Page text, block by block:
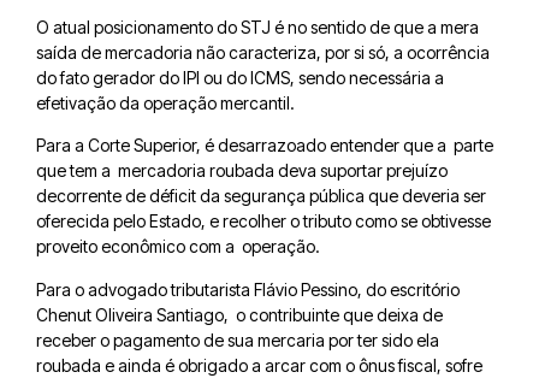
O atual posicionamento do STJ é no sentido de que a mera
saída de mercadoria não caracteriza, por si só, a ocorrência
do fato gerador do IPI ou do ICMS, sendo necessária a
efetivação da operação mercantil.
Para a Corte Superior, é desarrazoado entender que a parte
que tem a mercadoria roubada deva suportar prejuízo
decorrente de déficit da segurança pública que deveria ser
oferecida pelo Estado, e recolher o tributo como se obtivesse
proveito econômico com a operação.
Para o advogado tributarista Flávio Pessino, do escritório
Chenut Oliveira Santiago, o contribuinte que deixa de
receber o pagamento de sua mercaria por ter sido ela
roubada e ainda é obrigado a arcar com o ônus fiscal, sofre